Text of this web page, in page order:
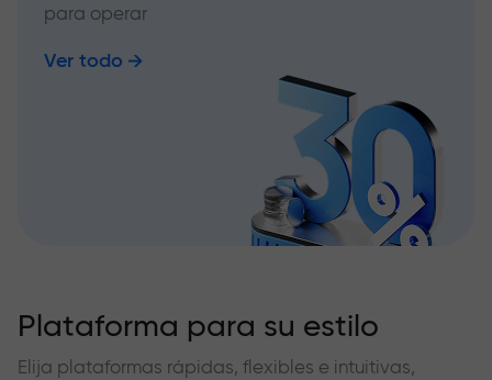
para operar
Ver todo
Plataforma para su estilo
Elija plataformas rápidas, flexibles e intuitivas,